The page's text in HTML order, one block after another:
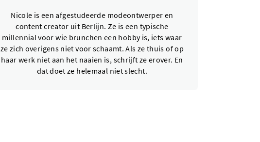
Nicole is een afgestudeerde modeontwerper en
content creator uit Berlijn. Ze is een typische
millennial voor wie brunchen een hobby is, iets waar
ze zich overigens niet voor schaamt. Als ze thuis of op
haar werk niet aan het naaien is, schrijft ze erover. En
dat doet ze helemaal niet slecht.